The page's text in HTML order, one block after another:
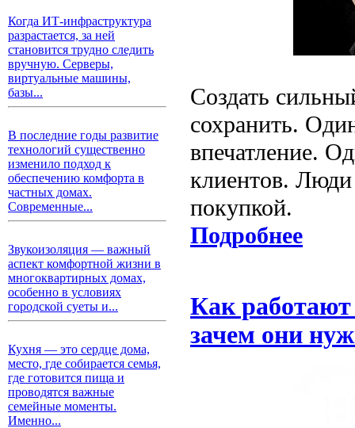
Когда ИТ-инфраструктура
разрастается, за ней
становится трудно следить
вручную. Серверы,
виртуальные машины,
базы...
В последние годы развитие
технологий существенно
изменило подход к
обеспечению комфорта в
частных домах.
Современные...
Звукоизоляция — важный
аспект комфортной жизни в
многоквартирных домах,
особенно в условиях
городской суеты и...
Кухня — это сердце дома,
место, где собирается семья,
где готовится пища и
проводятся важные
семейные моменты.
Именно...
Создать
сохранить.
впечатление.
клиентов.
покупкой.
Подробнее
Как
зачем они